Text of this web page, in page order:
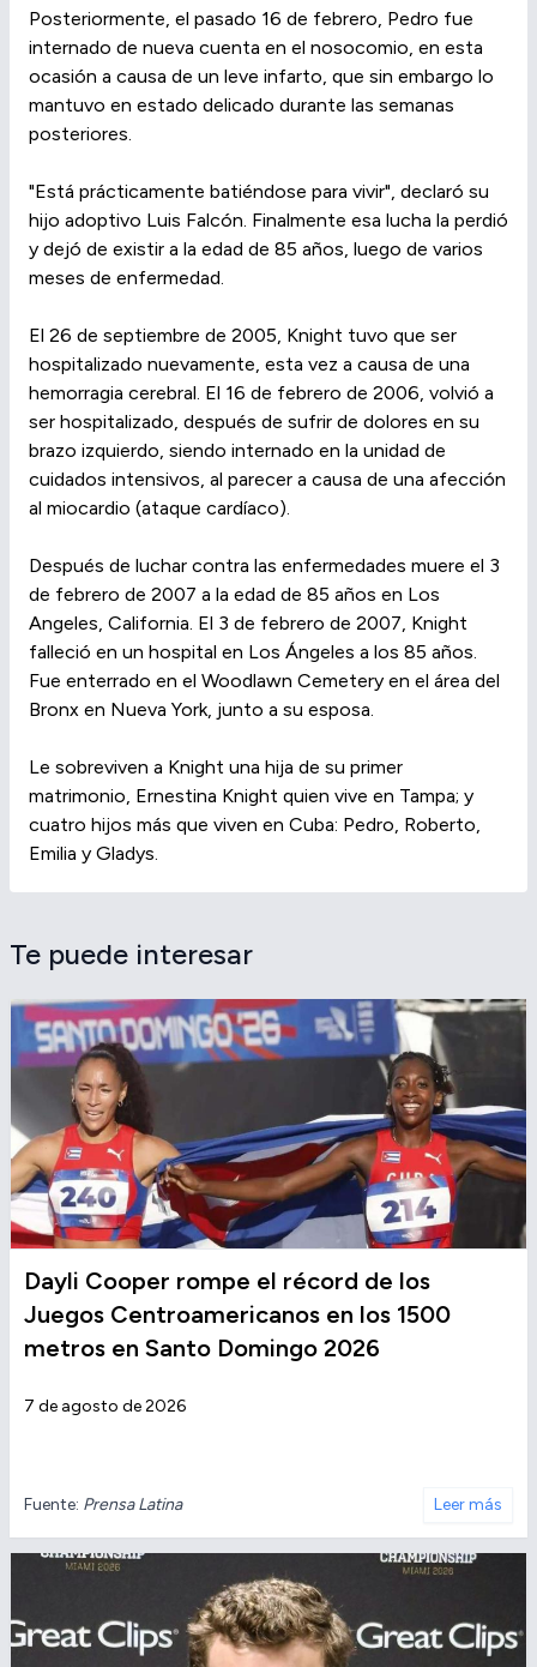
Posteriormente, el pasado 16 de febrero, Pedro fue
internado de nueva cuenta en el nosocomio, en esta
ocasión a causa de un leve infarto, que sin embargo lo
mantuvo en estado delicado durante las semanas
posteriores.
"Está prácticamente batiéndose para vivir", declaró su
hijo adoptivo Luis Falcón. Finalmente esa lucha la perdió
y dejó de existir a la edad de 85 años, luego de varios
meses de enfermedad.
El 26 de septiembre de 2005, Knight tuvo que ser
hospitalizado nuevamente, esta vez a causa de una
hemorragia cerebral. El 16 de febrero de 2006, volvió a
ser hospitalizado, después de sufrir de dolores en su
brazo izquierdo, siendo internado en la unidad de
cuidados intensivos, al parecer a causa de una afección
al miocardio (ataque cardíaco).
Después de luchar contra las enfermedades muere el 3
de febrero de 2007 a la edad de 85 años en Los
Angeles, California. El 3 de febrero de 2007, Knight
falleció en un hospital en Los Ángeles a los 85 años.
Fue enterrado en el Woodlawn Cemetery en el área del
Bronx en Nueva York, junto a su esposa.
Le sobreviven a Knight una hija de su primer
matrimonio, Ernestina Knight quien vive en Tampa; y
cuatro hijos más que viven en Cuba: Pedro, Roberto,
Emilia y Gladys.
Te puede interesar
Dayli Cooper rompe el récord de los
Juegos Centroamericanos en los 1500
metros en Santo Domingo 2026
7 de agosto de 2026
Fuente: Prensa Latina Leer más